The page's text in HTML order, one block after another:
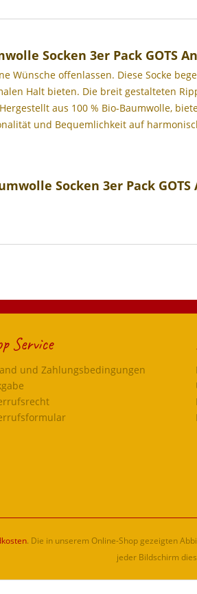
Socken 3er Pack GOTS
Wünsche offenlassen. Diese Socke
Halt bieten. Die breit gestalteten
aus 100 % Bio-Baumwolle,
und Bequemlichkeit auf
Socken 3er Pack GOTS
Service
und Zahlungsbedingungen
. Die in unserem Online-Shop gezeigten
jeder Bildschirm